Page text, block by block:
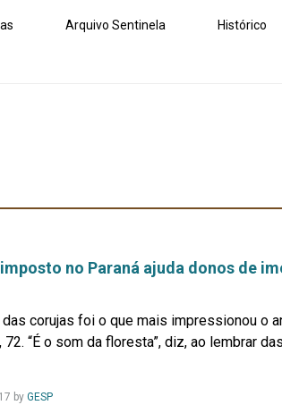
Arquivo Sentinela Histórico
no Paraná ajuda donos de
corujas foi o que mais impressionou o
72. “É o som da floresta”, diz, ao lembrar
by GESPLeia